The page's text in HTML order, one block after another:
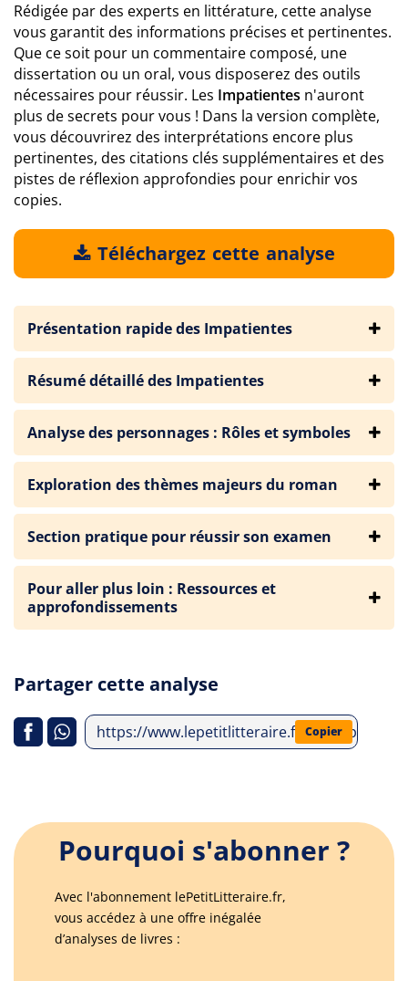
Rédigée par des experts en littérature, cette analyse
vous garantit des informations précises et pertinentes.
Que ce soit pour un commentaire composé, une
dissertation ou un oral, vous disposerez des outils
nécessaires pour réussir. Les Impatientes n'auront
plus de secrets pour vous ! Dans la version complète,
vous découvrirez des interprétations encore plus
pertinentes, des citations clés supplémentaires et des
pistes de réflexion approfondies pour enrichir vos
copies.
Téléchargez cette analyse
Présentation rapide des Impatientes
Résumé détaillé des Impatientes
Analyse des personnages : Rôles et symboles
Exploration des thèmes majeurs du roman
Section pratique pour réussir son examen
Pour aller plus loin : Ressources et
approfondissements
Partager cette analyse
https://www.lepetitlitteraire.fr/index.php/
Copier
Pourquoi s'abonner ?
Avec l'abonnement lePetitLitteraire.fr,
vous accédez à une offre inégalée
d’analyses de livres :